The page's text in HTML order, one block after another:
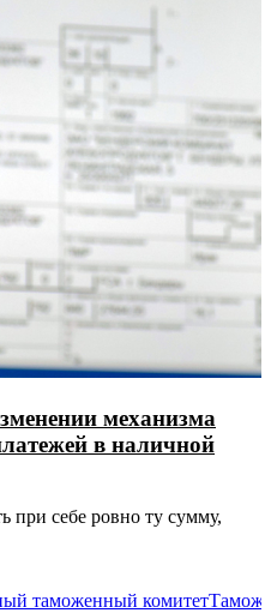
механизма
в наличной
при себе ровно ту сумму,
таможенный комитет